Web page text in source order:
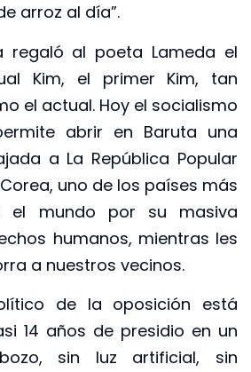
arroz al día”.
regaló al poeta Lameda el
Kim, el primer Kim, tan
el actual. Hoy el socialismo
abrir en Baruta una
a La República Popular
uno de los países más
el mundo por su masiva
humanos, mientras les
a nuestros vecinos.
de la oposición está
14 años de presidio en un
sin luz artificial, sin